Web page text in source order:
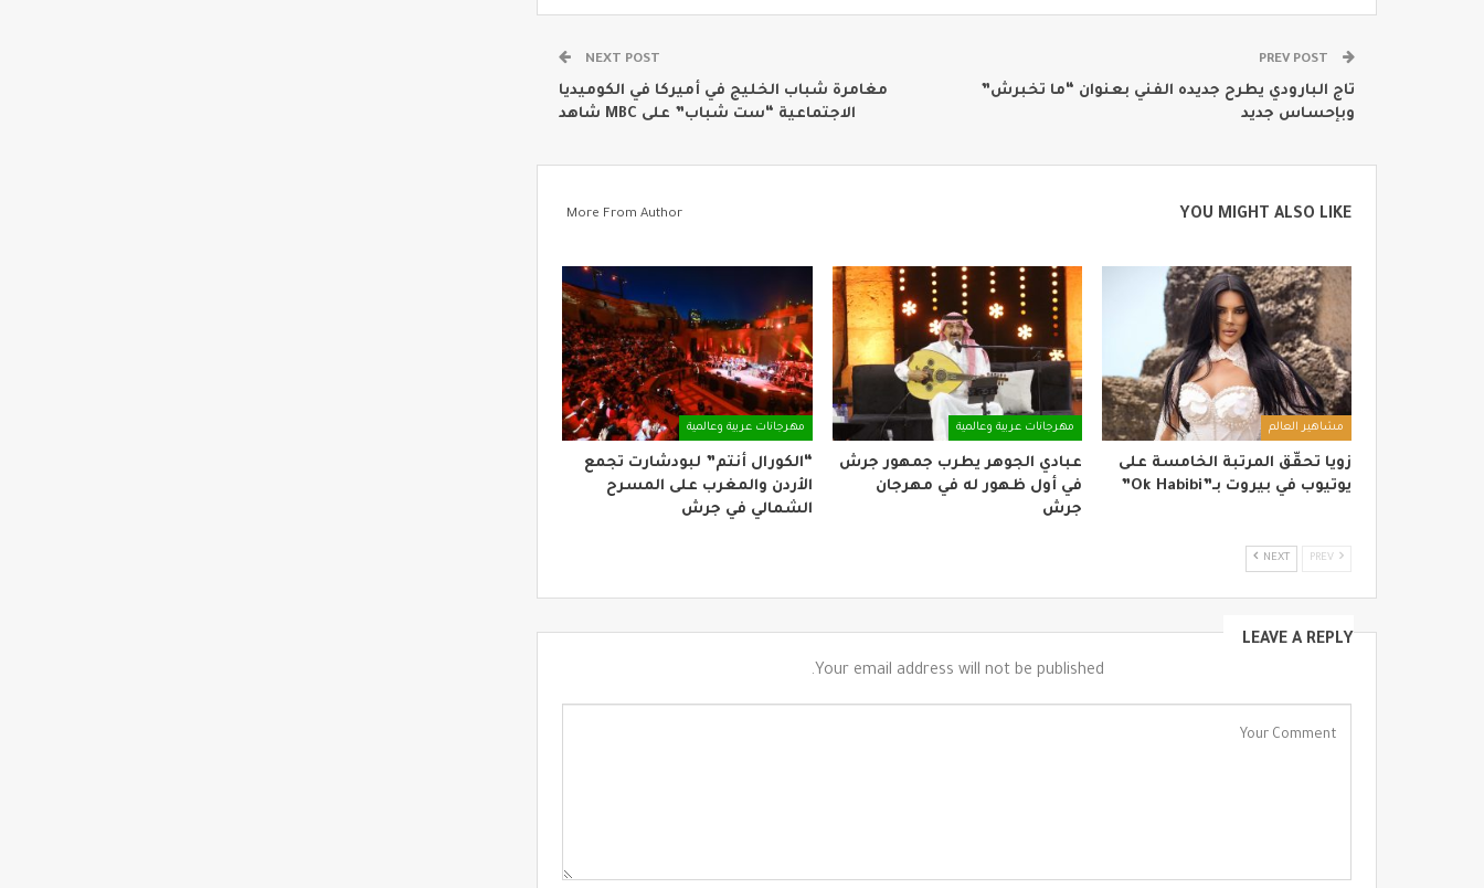
تاج البارودي يطرح جديده الفني بعنوان “ما تخبرش”
وبإحساس جديد
NEXT POST
مغامرة شباب الخليج في أميركا في الكوميديا
الاجتماعية “ست شباب” على MBC شاهد
YOU MIGHT ALSO LIKE
More From Author
مشاهير العالم
زويا تحقّق المرتبة الخامسة على
يوتيوب في بيروت بـ”Ok Habibi”
مهرجانات عربية وعالمية
عبادي الجوهر يطرب جمهور جرش
في أول ظهور له في مهرجان
جرش
مهرجانات عربية وعالمية
“الكورال أنتم” لبودشارت تجمع
الأردن والمغرب على المسرح
الشمالي في جرش
NEXT
LEAVE A REPLY
Your email address will not be published.